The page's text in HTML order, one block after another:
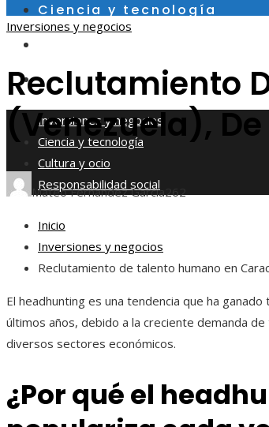
Ciencia y tecnología
Responsabilidad social
Inversiones y negocios
Ciencia y tecnología
Cultura y ocio
Responsabilidad social
Inversiones y negocios
Reclutamiento
(Venezuela),
Mateo Fernández García262
Inicio
Inversiones y negocios
Reclutamiento de talento humano en
El headhunting es una tendencia que ha
últimos años, debido a la creciente demanda
diversos sectores económicos.
¿Por qué el